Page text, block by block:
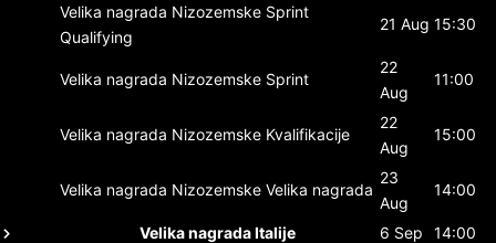
Velika nagrada Nizozemske Sprint
Qualifying
21 Aug 15:30
Velika nagrada Nizozemske Sprint
22
Aug
11:00
Velika nagrada Nizozemske Kvalifikacije
22
Aug
15:00
Velika nagrada Nizozemske Velika nagrada
23
Aug
14:00
Velika nagrada Italije 6 Sep
14:00